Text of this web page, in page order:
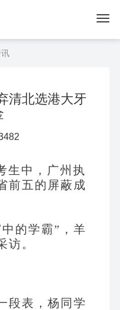
清北选港大牙
生中，广州执
前五的屏蔽成
的学霸”，羊
访。
段表，杨同学